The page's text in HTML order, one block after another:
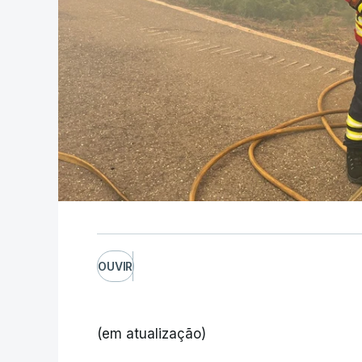
OUVIR
(em atualização)